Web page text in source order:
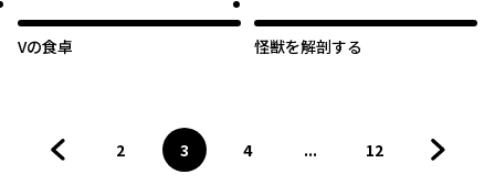
Vの食卓 怪獣を解剖する
2
ページ
3
へ
4
...
12